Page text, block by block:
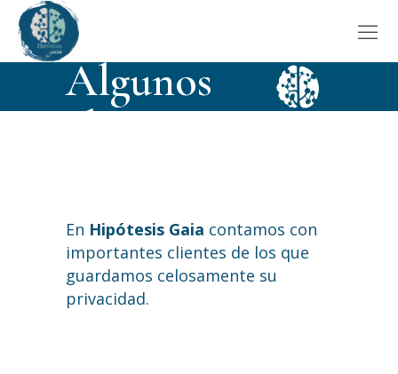
HOME
Algunos
clientes
En Hipótesis Gaia contamos con
importantes clientes de los que
guardamos celosamente su
privacidad.